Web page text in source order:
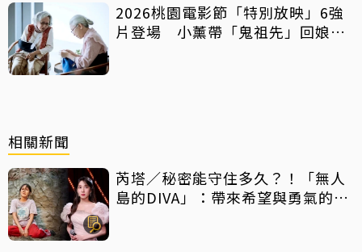
2026桃園電影節「特別放映」6強
片登場 小薰帶「鬼祖先」回娘
相關新聞
芮塔／秘密能守住多久？！「無人
島的DIVA」：帶來希望與勇氣的反